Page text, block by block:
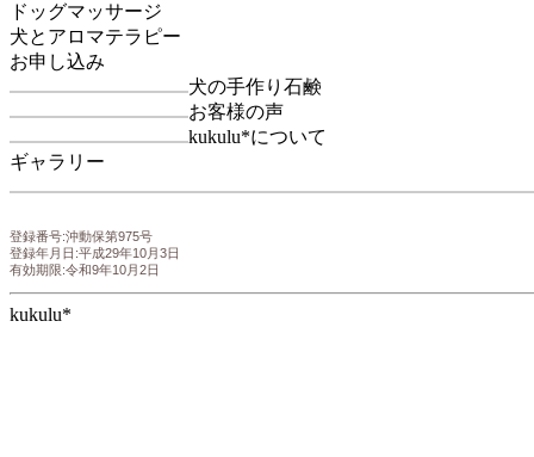
ドッグマッサージ
犬とアロマテラピー
お申し込み
犬の手作り石鹸
お客様の声
kukulu*について
ギャラリー
登録番号:沖動保第975号
登録年月日:平成29年10月3日
有効期限:令和9年10月2日
kukulu*